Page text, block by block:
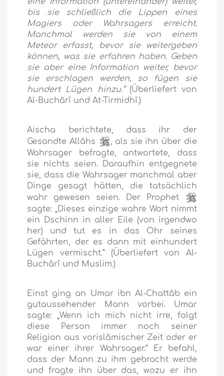
bis sie schließlich die Lippen eines
Magiers oder Wahrsagers erreicht.
Manchmal werden sie von einem
Meteor erfasst, bevor sie weitergeben
können, was sie erfahren haben. Geben
sie aber eine Information weiter, bevor
sie erschlagen werden, so fügen sie
hundert Lügen hinzu.“(Überliefert von
Al-Buchârî und At-Tirmidhî.)
Aischa berichtete, dass ihr der
Gesandte Allâhs
, als sie ihn über die
Wahrsager befragte, antwortete, dass
sie nichts seien. Daraufhin entgegnete
sie, dass die Wahrsager manchmal aber
Dinge gesagt hätten, die tatsächlich
wahr gewesen seien. Der Prophet
sagte:„Dieses einzige wahre Wort nimmt
ein Dschinn in aller Eile (von irgendwo
her) und tut es in das Ohr seines
Gefährten, der es dann mit einhundert
Lügen vermischt.“ (Überliefert von Al-
Buchârî und Muslim.)
Einst ging an Umar ibn Al-Chattâb ein
gutaussehender Mann vorbei. Umar
sagte: „Wenn ich mich nicht irre, folgt
diese Person immer noch seiner
Religion aus vorislâmischer Zeit oder er
war einer ihrer Wahrsager.“ Er befahl,
dass der Mann zu ihm gebracht werde
und fragte ihn über das, wozu er ihn